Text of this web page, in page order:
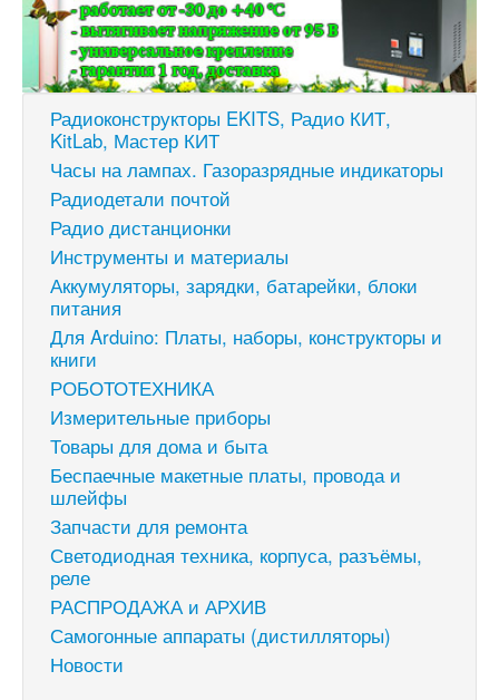
Радиоконструкторы EKITS, Радио КИТ,
KitLab, Мастер КИТ
Часы на лампах. Газоразрядные индикаторы
Радиодетали почтой
Радио дистанционки
Инструменты и материалы
Аккумуляторы, зарядки, батарейки, блоки
питания
Для Arduino: Платы, наборы, конструкторы и
книги
РОБОТОТЕХНИКА
Измерительные приборы
Товары для дома и быта
Беспаечные макетные платы, провода и
шлейфы
Запчасти для ремонта
Светодиодная техника, корпуса, разъёмы,
реле
РАСПРОДАЖА и АРХИВ
Самогонные аппараты (дистилляторы)
Новости